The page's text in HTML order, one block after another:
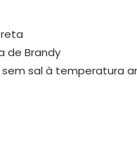
de Brandy
sal à temperatura